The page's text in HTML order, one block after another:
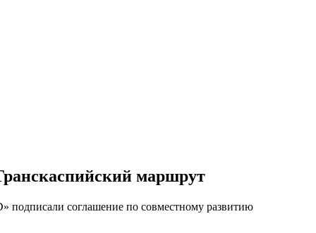
маршрут
подписали соглашение по совместному развитию